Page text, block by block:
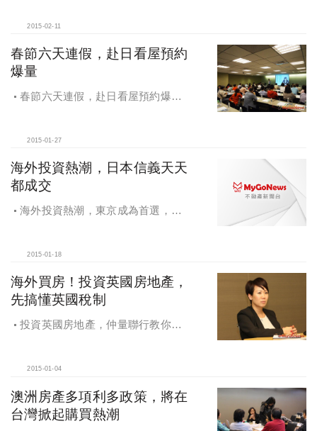
2015-02-11
春節六天連假，赴日看屋預約
爆量
春節六天連假，赴日看屋預約爆
2015-01-27
海外投資熱潮，日本信義天天
都成交
海外投資熱潮，東京成為首選，
2015-01-18
海外買房！投資英國房地產，
先搞懂英國稅制
投資英國房地產，仲量聯行教你看
2015-01-04
澳洲房產多項利多政策，將在
台灣掀起購買熱潮